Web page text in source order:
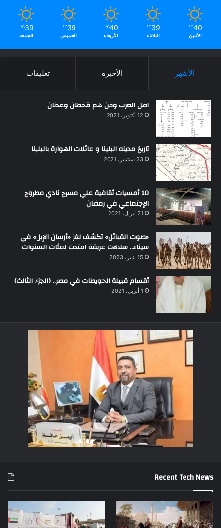
40
℃
الأثنين
39
℃
الثلاثاء
40
℃
الأربعاء
39
℃
الخميس
39
℃
الجمعة
الأشهر الأخيرة تعليقات
اصل العرب ومن هم قحطان وعدنان
12 أكتوبر، 2021
تاريخ مدينه البلينا و عائلات الهوارة بالبلينا
23 سبتمبر، 2021
10 أمسيات ثقافية علي مسرح نادي مطروح
الإجتماعي في رمضان
21 أبريل، 2021
«صوت القبائل» تكشف لغز «أرسان الإبل» في
سيناء.. سلالات عريقة امتدت لمئات السنوات
15 يناير، 2023
أقسام قبيلة الحويطات في مصر.. (الجزء الثالث)
1 أبريل، 2021
Recent Tech News